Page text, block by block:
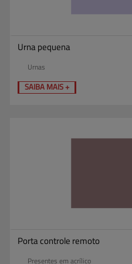
Urna pequena
Urnas
SAIBA MAIS +
Porta controle remoto
Presentes em acrílico